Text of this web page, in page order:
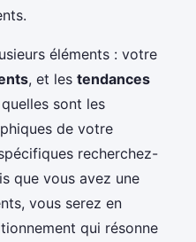
éléments : votre
, et les tendances
sont les
de votre
recherchez-
que vous avez une
vous serez en
qui résonne